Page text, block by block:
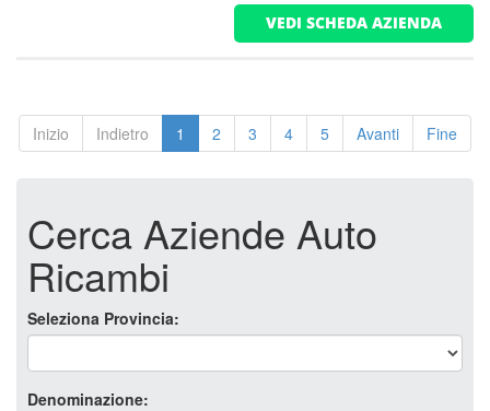
VEDI SCHEDA AZIENDA
Inizio Indietro 1 2 3 4 5 Avanti Fine
Cerca Aziende Auto
Ricambi
Seleziona Provincia:
Denominazione: